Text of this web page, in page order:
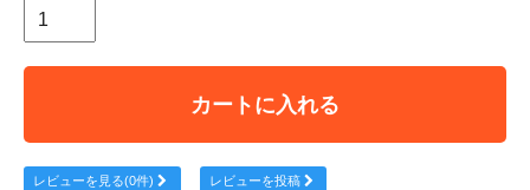
カートに入れる
レビューを見る(0件) レビューを投稿